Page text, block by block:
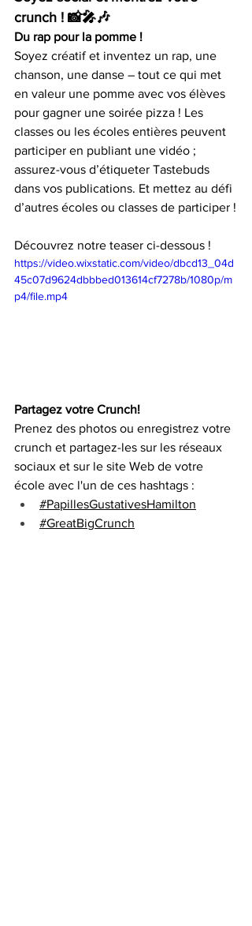
crunch ! 📸🎤🎶
Du rap pour la pomme !
Soyez créatif et inventez un rap, une
chanson, une danse – tout ce qui met
en valeur une pomme avec vos élèves
pour gagner une soirée pizza ! Les
classes ou les écoles entières peuvent
participer en publiant une vidéo ;
assurez-vous d’étiqueter Tastebuds
dans vos publications. Et mettez au défi
d’autres écoles ou classes de participer !
Découvrez notre teaser ci-dessous !
https://video.wixstatic.com/video/dbcd13_04d
45c07d9624dbbbed013614cf7278b/1080p/m
p4/file.mp4
Partagez votre Crunch!
Prenez des photos ou enregistrez votre
crunch et partagez-les sur les réseaux
sociaux et sur le site Web de votre
école avec l'un de ces hashtags :
#PapillesGustativesHamilton
#GreatBigCrunch